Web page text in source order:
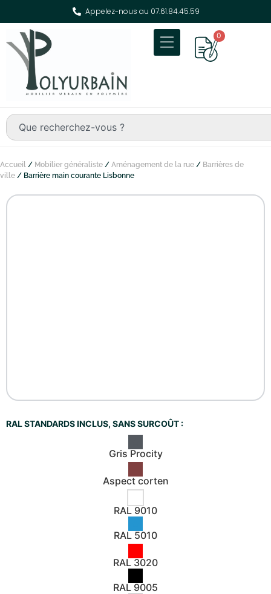
Appelez-nous au 07.61.84.45.59
0
Accueil / Mobilier généraliste / Aménagement de la rue / Barrières de
ville / Barrière main courante Lisbonne
RAL STANDARDS INCLUS, SANS SURCOÛT :
Gris Procity
Aspect corten
RAL 9010
RAL 5010
RAL 3020
RAL 9005